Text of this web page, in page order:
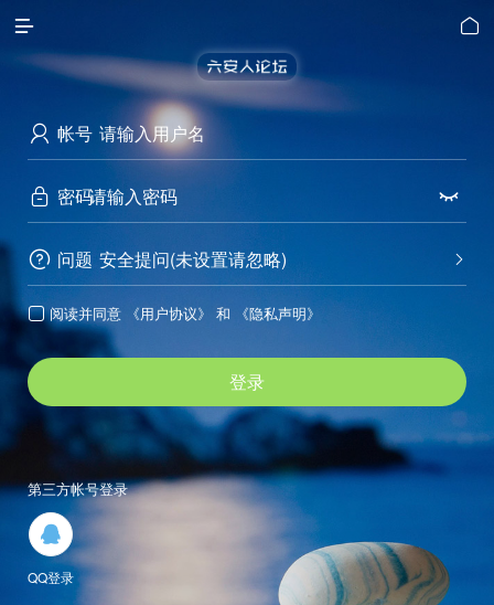
 
 帐号
 密码 
 问题 
安全提问(未设置请忽略)
 阅读并同意 《用户协议》 和 《隐私声明》
登录
第三方帐号登录

QQ登录